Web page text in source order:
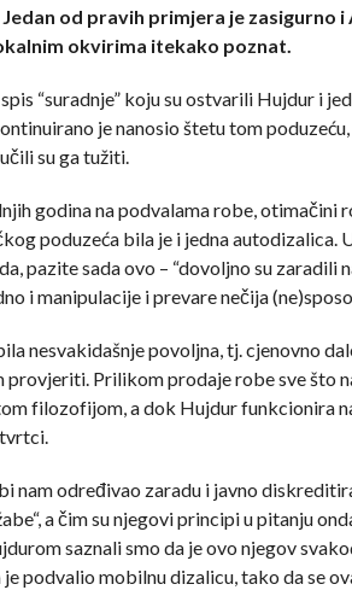
od pravih primjera je zasigurno
okvirima itekako poznat.
“suradnje” koju su ostvarili Hujdur i
je nanosio štetu tom
su ga tužiti.
godina na podvalama robe,
poduzeća bila je i jedna autodizalica.
pazite sada ovo – “dovoljno su
i manipulacije i prevare nečija
nesvakidašnje povoljna, tj. cjenovno
Prilikom prodaje robe sve što
filozofijom, a dok Hujdur funkcionira
nam određivao zaradu i javno
a čim su njegovi principi u pitanju
saznali smo da je ovo njegov
podvalio mobilnu dizalicu, tako da se